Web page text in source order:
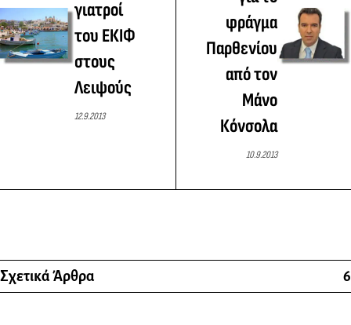
γιατροί
του ΕΚΙΦ
στους
Λειψούς
12.9.2013
φράγμα
Παρθενίου
από τον
Μάνο
Κόνσολα
10.9.2013
Σχετικά Άρθρα 6